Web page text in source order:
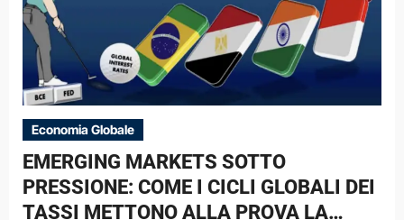
Economia Globale
EMERGING MARKETS SOTTO
PRESSIONE: COME I CICLI GLOBALI DEI
TASSI METTONO ALLA PROVA LA